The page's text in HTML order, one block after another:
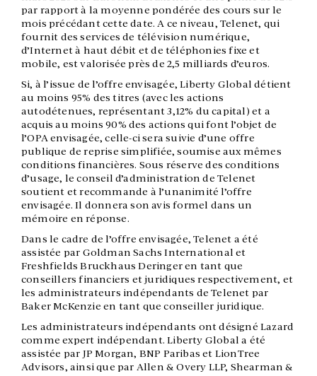
par rapport à la moyenne pondérée des cours sur le
mois précédant cette date. A ce niveau, Telenet, qui
fournit des services de télévision numérique,
d’Internet à haut débit et de téléphonies fixe et
mobile, est valorisée près de 2,5 milliards d’euros.
Si, à l’issue de l’offre envisagée, Liberty Global détient
au moins 95% des titres (avec les actions
autodétenues, représentant 3,12% du capital) et a
acquis au moins 90% des actions qui font l’objet de
l’OPA envisagée, celle-ci sera suivie d’une offre
publique de reprise simplifiée, soumise aux mêmes
conditions financières. Sous réserve des conditions
d’usage, le conseil d’administration de Telenet
soutient et recommande à l’unanimité l’offre
envisagée. Il donnera son avis formel dans un
mémoire en réponse.
Dans le cadre de l’offre envisagée, Telenet a été
assistée par Goldman Sachs International et
Freshfields Bruckhaus Deringer en tant que
conseillers financiers et juridiques respectivement, et
les administrateurs indépendants de Telenet par
Baker McKenzie en tant que conseiller juridique.
Les administrateurs indépendants ont désigné Lazard
comme expert indépendant. Liberty Global a été
assistée par JP Morgan, BNP Paribas et LionTree
Advisors, ainsi que par Allen & Overy LLP, Shearman &